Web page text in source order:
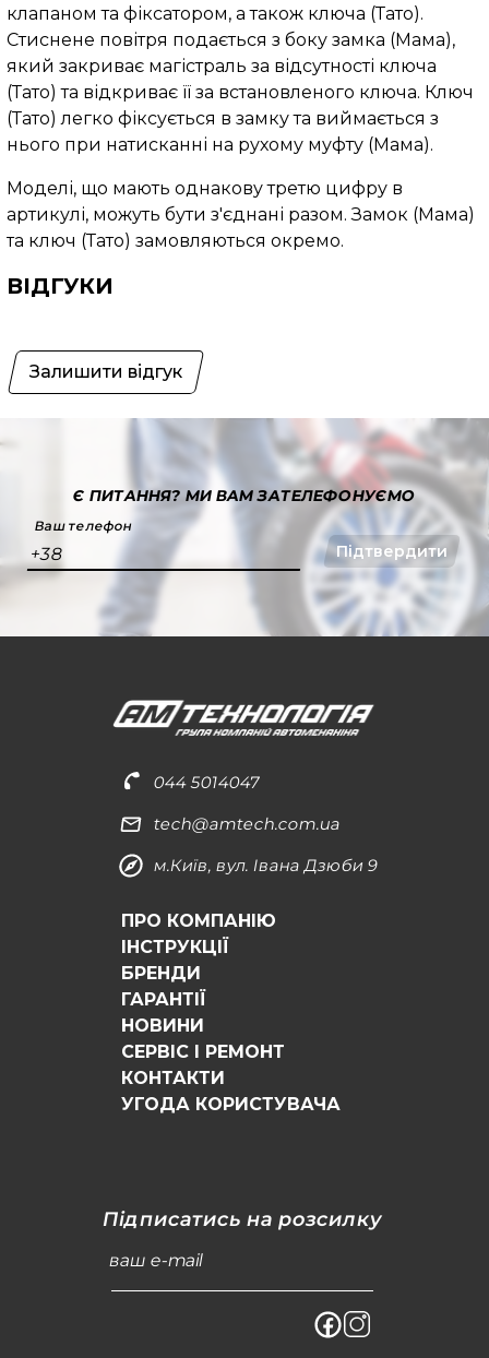
клапаном та фіксатором, а також ключа (Тато).
Стиснене повітря подається з боку замка (Мама),
який закриває магістраль за відсутності ключа
(Тато) та відкриває її за встановленого ключа. Ключ
(Тато) легко фіксується в замку та виймається з
нього при натисканні на рухому муфту (Мама).
Моделі, що мають однакову третю цифру в
артикулі, можуть бути з'єднані разом. Замок (Мама)
та ключ (Тато) замовляються окремо.
ВІДГУКИ
Залишити відгук
Є ПИТАННЯ?МИ ВАМ ЗАТЕЛЕФОНУЄМО
Ваш телефон
+38 Підтвердити
044 5014047
tech@amtech.com.ua
м.Київ, вул. Івана Дзюби 9
ПРО КОМПАНІЮ
ІНСТРУКЦІЇ
БРЕНДИ
ГАРАНТІЇ
НОВИНИ
СЕРВІС І РЕМОНТ
КОНТАКТИ
УГОДА КОРИСТУВАЧА
Підписатись на розсилку
ваш e-mail